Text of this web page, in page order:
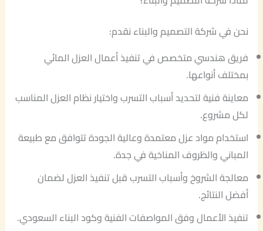
نحن في شركة التصميم والبناء نقدم:
فريق هندسي متخصص في تنفيذ أعمال العزل المائي
بمختلف أنواعها.
معاينة فنية لتحديد أسباب التسرب واختيار نظام العزل المناسب
لكل مشروع.
استخدام مواد عزل معتمدة وعالية الجودة تتوافق مع طبيعة
المباني والظروف المناخية في جدة.
معالجة الشروخ وأسباب التسرب قبل تنفيذ العزل لضمان
أفضل النتائج.
تنفيذ الأعمال وفق المواصفات الفنية وكود البناء السعودي.